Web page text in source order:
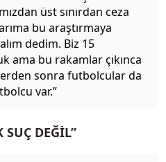
üst sınırdan ceza
bu araştırmaya
dedim. Biz 15
ama bu rakamlar çıkınca
sonra futbolcular da
var.”
DEĞİL”